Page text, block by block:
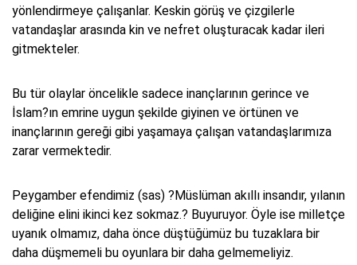
yönlendirmeye çalışanlar. Keskin görüş ve çizgilerle
vatandaşlar arasında kin ve nefret oluşturacak kadar ileri
gitmekteler.
Bu tür olaylar öncelikle sadece inançlarının gerince ve
İslam?ın emrine uygun şekilde giyinen ve örtünen ve
inançlarının gereği gibi yaşamaya çalışan vatandaşlarımıza
zarar vermektedir.
Peygamber efendimiz (sas) ?Müslüman akıllı insandır, yılanın
deliğine elini ikinci kez sokmaz.? Buyuruyor. Öyle ise milletçe
uyanık olmamız, daha önce düştüğümüz bu tuzaklara bir
daha düşmemeli bu oyunlara bir daha gelmemeliyiz.